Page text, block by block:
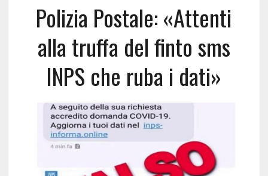
Polizia Postale: «Attenti
alla truffa del finto sms
INPS che ruba i dati»